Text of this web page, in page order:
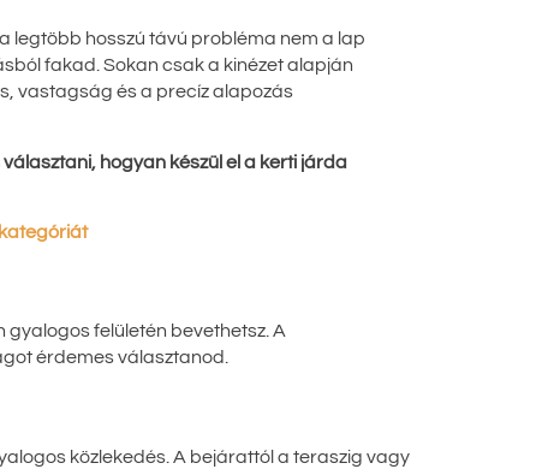
legtöbb hosszú távú probléma nem a lap
fakad. Sokan csak a kinézet alapján
vastagság és a precíz alapozás
hogyan készül el a kerti járda
felületén bevethetsz. A
érdemes választanod.
közlekedés. A bejárattól a teraszig vagy